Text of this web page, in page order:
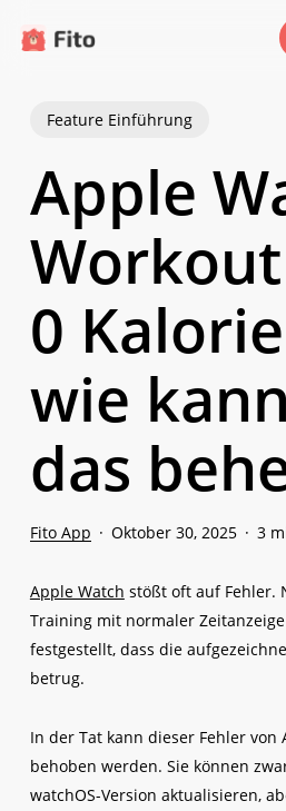
Hauptinhalt
Feature Einführung
Apple
0
wie
das
Fito App Oktober 30, 2025 3
Apple Watch stößt oft auf Fehler.
Training mit normaler
festgestellt, dass die
betrug.
In der Tat kann dieser Fehler von
behoben werden. Sie können
watchOS-Version aktualisieren,